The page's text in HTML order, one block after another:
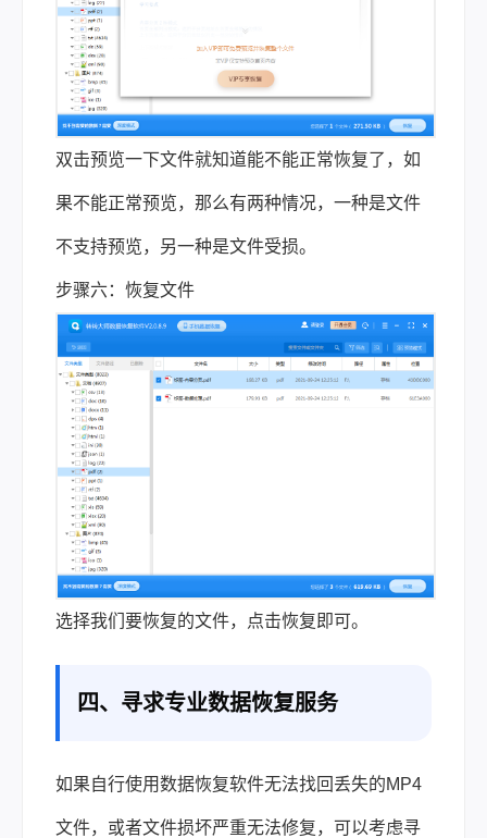
双击预览一下文件就知道能不能正常恢复了，如
果不能正常预览，那么有两种情况，一种是文件
不支持预览，另一种是文件受损。
步骤六：恢复文件
选择我们要恢复的文件，点击恢复即可。
四、寻求专业数据恢复服务
如果自行使用数据恢复软件无法找回丢失的MP4
文件，或者文件损坏严重无法修复，可以考虑寻